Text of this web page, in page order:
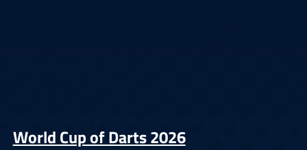
World Cup of Darts 2026